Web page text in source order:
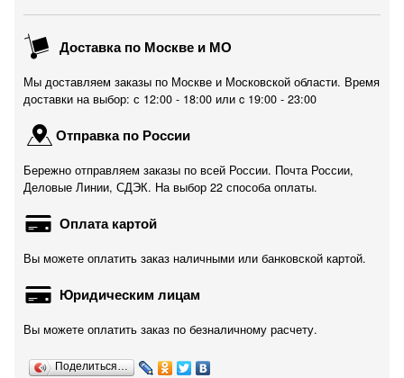
Доставка по Москве и МО
Мы доставляем заказы по Москве и Московской области. Время
доставки на выбор: с 12:00 - 18:00 или c 19:00 - 23:00
Отправка по России
Бережно отправляем заказы по всей России. Почта России,
Деловые Линии, СДЭК. На выбор 22 способа оплаты.
Оплата картой
Вы можете оплатить заказ наличными или банковской картой.
Юридическим лицам
Вы можете оплатить заказ по безналичному расчету.
Поделиться…